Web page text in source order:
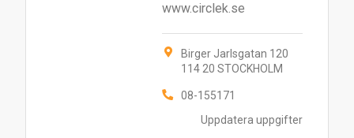
Uppdatera uppgifter
www.circlek.se
Birger Jarlsgatan 120
114 20 STOCKHOLM
08-155171